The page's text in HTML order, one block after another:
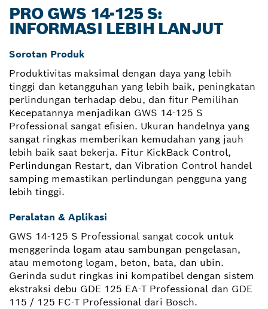
PRO GWS 14-125 S:
INFORMASI LEBIH LANJUT
Sorotan Produk
Produktivitas maksimal dengan daya yang lebih
tinggi dan ketangguhan yang lebih baik, peningkatan
perlindungan terhadap debu, dan fitur Pemilihan
Kecepatannya menjadikan GWS 14-125 S
Professional sangat efisien. Ukuran handelnya yang
sangat ringkas memberikan kemudahan yang jauh
lebih baik saat bekerja. Fitur KickBack Control,
Perlindungan Restart, dan Vibration Control handel
samping memastikan perlindungan pengguna yang
lebih tinggi.
Peralatan & Aplikasi
GWS 14-125 S Professional sangat cocok untuk
menggerinda logam atau sambungan pengelasan,
atau memotong logam, beton, bata, dan ubin.
Gerinda sudut ringkas ini kompatibel dengan sistem
ekstraksi debu GDE 125 EA-T Professional dan GDE
115 / 125 FC-T Professional dari Bosch.